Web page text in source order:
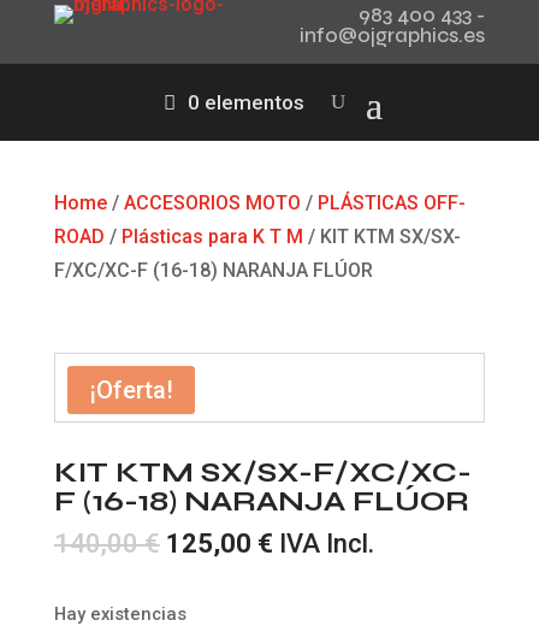
983 400 433 -
info@ojgraphics.es
0 elementos
Home/ ACCESORIOS MOTO / PLÁSTICAS OFF-
ROAD / Plásticas para K T M / KIT KTM SX/SX-
F/XC/XC-F (16-18) NARANJA FLÚOR
¡Oferta!
KIT KTM SX/SX-F/XC/XC-
F (16-18) NARANJA FLÚOR
140,00€ El
original
125,00 €ElIVA Incl.
Hay existencias